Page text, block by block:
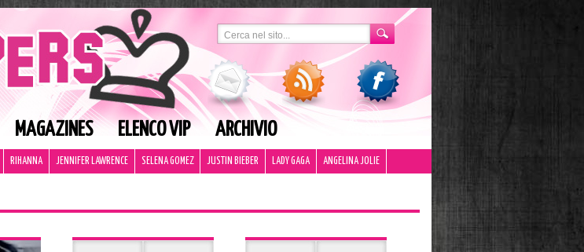
MAGAZINES ELENCO VIP ARCHIVIO
RIHANNA JENNIFER LAWRENCE SELENA GOMEZ JUSTIN BIEBER LADY GAGA ANGELINA JOLIE